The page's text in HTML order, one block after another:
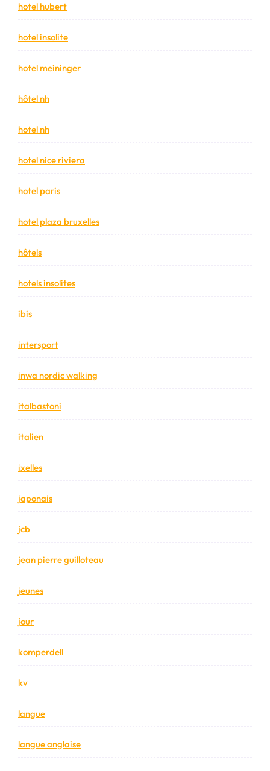
hotel hubert
hotel insolite
hotel meininger
hôtel nh
hotel nh
hotel nice riviera
hotel paris
hotel plaza bruxelles
hôtels
hotels insolites
ibis
intersport
inwa nordic walking
italbastoni
italien
ixelles
japonais
jcb
jean pierre guilloteau
jeunes
jour
komperdell
kv
langue
langue anglaise